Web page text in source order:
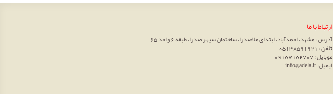
ارتباط با ما
آدرس : مشهد، احمدآباد، ابتدای ملاصدرا، ساختمان سپهر صدرا، طبقه 6 واحد 65
تلفن : 05138591921
موبایل : 09157152707
ایمیل: info@adela.ir